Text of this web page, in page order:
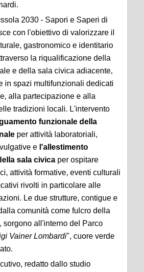
2030 - Sapori e Saperi di
con l'obiettivo di valorizzare il
gastronomico e identitario
la riqualificazione della
e della sala civica adiacente,
in spazi multifunzionali dedicati
alla partecipazione e alla
tradizioni locali. L'intervento
funzionale della
per attività laboratoriali,
e l'allestimento
sala civica per ospitare
attività formative, eventi culturali
rivolti in particolare alle
Le due strutture, contigue e
comunità come fulcro della
sorgono all'interno del Parco
Vainer Lombardi", cuore verde
redatto dallo studio